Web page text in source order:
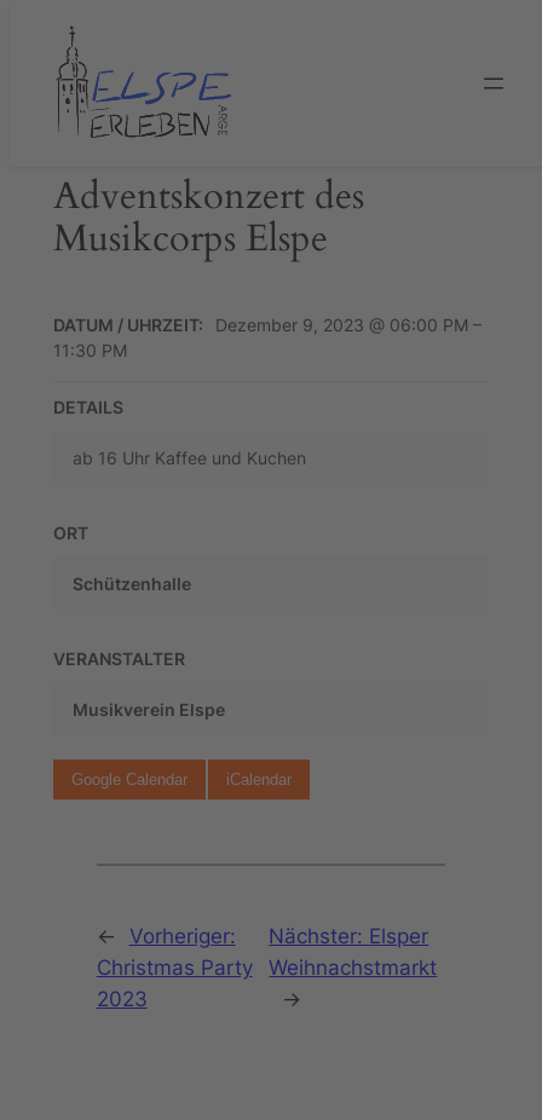
springen
Adventskonzert des
Musikcorps Elspe
DATUM / UHRZEIT:
Dezember 9, 2023 @ 06:00 PM –
11:30 PM
DETAILS
ab 16 Uhr Kaffee und Kuchen
ORT
Schützenhalle
VERANSTALTER
Musikverein Elspe
Google Calendar iCalendar
←
Vorheriger:
Christmas Party
2023
Nächster: Elsper
Weihnachstmarkt
→